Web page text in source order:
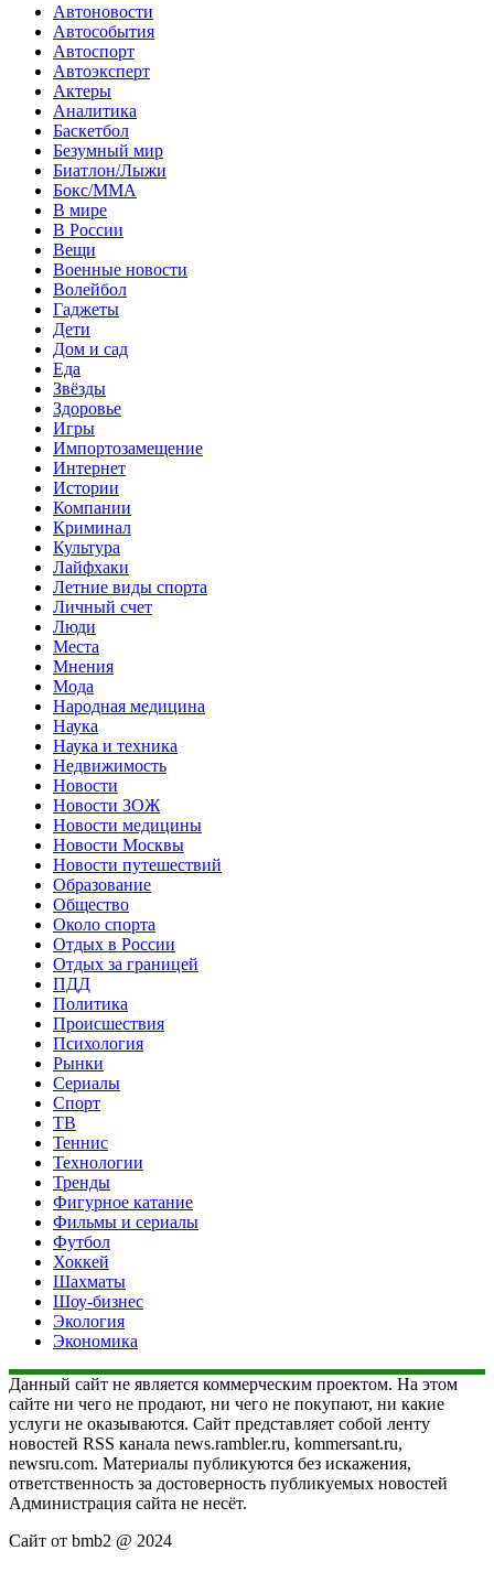
Автоновости
Автособытия
Автоспорт
Автоэксперт
Актеры
Аналитика
Баскетбол
Безумный мир
Биатлон/Лыжи
Бокс/MMA
В мире
В России
Вещи
Военные новости
Волейбол
Гаджеты
Дети
Дом и сад
Еда
Звёзды
Здоровье
Игры
Импортозамещение
Интернет
Истории
Компании
Криминал
Культура
Лайфхаки
Летние виды спорта
Личный счет
Люди
Места
Мнения
Мода
Народная медицина
Наука
Наука и техника
Недвижимость
Новости
Новости ЗОЖ
Новости медицины
Новости Москвы
Новости путешествий
Образование
Общество
Около спорта
Отдых в России
Отдых за границей
ПДД
Политика
Происшествия
Психология
Рынки
Сериалы
Спорт
ТВ
Теннис
Технологии
Тренды
Фигурное катание
Фильмы и сериалы
Футбол
Хоккей
Шахматы
Шоу-бизнес
Экология
Экономика
Данный сайт не является коммерческим проектом. На этом
сайте ни чего не продают, ни чего не покупают, ни какие
услуги не оказываются. Сайт представляет собой ленту
новостей RSS канала news.rambler.ru, kommersant.ru,
newsru.com. Материалы публикуются без искажения,
ответственность за достоверность публикуемых новостей
Администрация сайта не несёт.
Сайт от bmb2 @ 2024